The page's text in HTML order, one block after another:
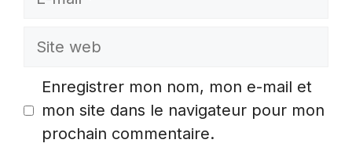
Site
Enregistrer mon nom, mon e-mail et
mon site dans le navigateur pour mon
prochain commentaire.